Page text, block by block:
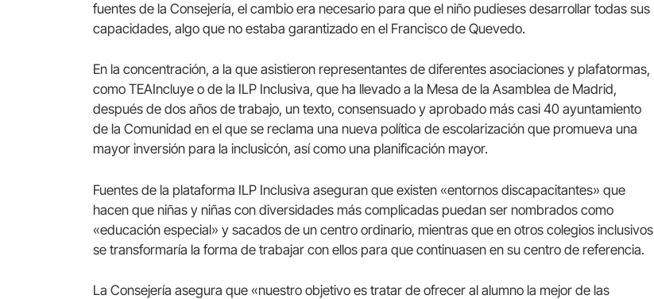
fuentes de la Consejería, el cambio era necesario para que el niño pudieses desarrollar todas sus
capacidades, algo que no estaba garantizado en el Francisco de Quevedo.
En la concentración, a la que asistieron representantes de diferentes asociaciones y plafatormas,
como TEAIncluye o de la ILP Inclusiva, que ha llevado a la Mesa de la Asamblea de Madrid,
después de dos años de trabajo, un texto, consensuado y aprobado más casi 40 ayuntamiento
de la Comunidad en el que se reclama una nueva política de escolarización que promueva una
mayor inversión para la inclusicón, así como una planificación mayor.
Fuentes de la plataforma ILP Inclusiva aseguran que existen «entornos discapacitantes» que
hacen que niñas y niñas con diversidades más complicadas puedan ser nombrados como
«educación especial» y sacados de un centro ordinario, mientras que en otros colegios inclusivos
se transformaría la forma de trabajar con ellos para que continuasen en su centro de referencia.
La Consejería asegura que «nuestro objetivo es tratar de ofrecer al alumno la mejor de las